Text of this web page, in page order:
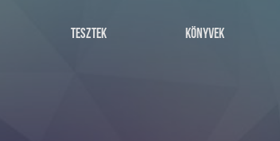
TESZTEK KÖNYVEK